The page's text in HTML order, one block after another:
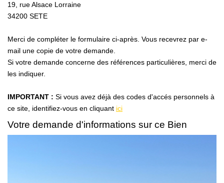
Location Cure / Vacances
NOS AGENCES
Qui Sommes Nous
Nos Actualités
Avis Clients
19, rue Alsace Lorraine
34200 SETE
Merci de compléter le formulaire ci-après. Vous recevrez par e-
mail une copie de votre demande.
Si votre demande concerne des références particulières, merci de
les indiquer.
IMPORTANT : Si vous avez déjà des codes d'accés personnels à
ce site, identifiez-vous en cliquant ici
Votre demande d'informations sur ce Bien